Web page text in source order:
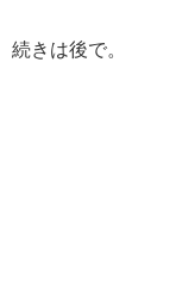
続きは後で。